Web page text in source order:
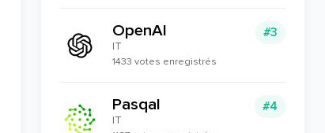
#3
OpenAI
IT
1433 votes enregistrés
#4
Pasqal
IT